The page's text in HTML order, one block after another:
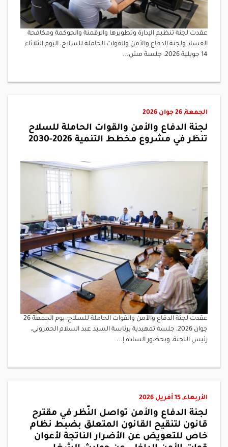
عقدت لجنة تنظيم الإدارة وتطويرها والرقمنة والحوكمة ومكافحة
الفساد ولجنة الدفاع والأمن والقوات الحاملة للسلاح، اليوم الثلاثاء
14 جويلية 2026، جلسة مش...
الجمعة, 26 جوان 2026
لجنة الدفاع والأمن والقوات الحاملة للسلاح
تنظر في مشروع مخطط التنمية 2026-2030
عقدت لجنة الدفاع والأمن والقوات الحاملة للسلاح، يوم الجمعة 26
جوان 2026، جلسة تمهيدية برئاسة السيد عبد السلام الحمروني،
رئيس اللجنة، وبحضور السادة إ...
الأربعاء, 15 أفريل 2026
لجنة الدفاع والأمن تواصل النّظر في مقترح
قانون لتنقيح القانون المتعلق بضبط نظام
خاص للتعويض عن الأضرار الناتجة لأعوان